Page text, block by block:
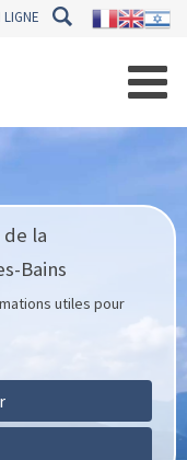
la
Bains
utiles pour